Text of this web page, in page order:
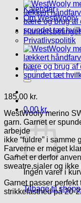
Kalender
Om WestWooly
Privatlivspolitik
Søg
efter:
0,00 kr.
Ingen varer i
Tilbage til
185,00 kr.
WestWooly merino
garn. Garnet er
arbejde
ikke “fuldre” i
Farverne er meget
Garnet er derfor
sweatre,sjaler og
Garnet passer
strikkefasthed på 20-